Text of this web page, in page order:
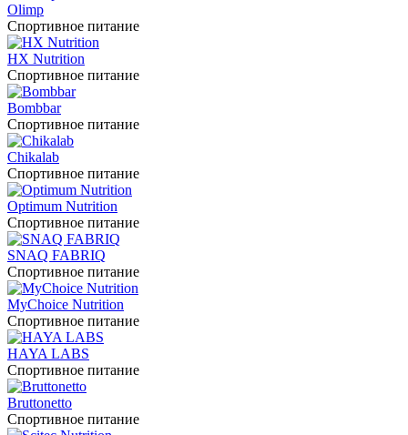
Olimp
Спортивное питание
HX Nutrition
Спортивное питание
Bombbar
Спортивное питание
Chikalab
Спортивное питание
Optimum Nutrition
Спортивное питание
SNAQ FABRIQ
Спортивное питание
MyChoice Nutrition
Спортивное питание
HAYA LABS
Спортивное питание
Bruttonetto
Спортивное питание